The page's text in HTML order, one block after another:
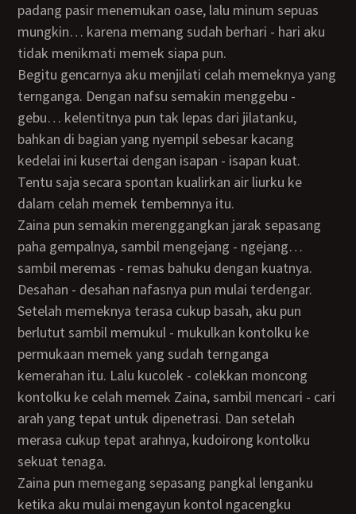
padang pasir menemukan oase, lalu minum sepuas
mungkin… karena memang sudah berhari - hari aku
tidak menikmati memek siapa pun.
Begitu gencarnya aku menjilati celah memeknya yang
ternganga. Dengan nafsu semakin menggebu -
gebu… kelentitnya pun tak lepas dari jilatanku,
bahkan di bagian yang nyempil sebesar kacang
kedelai ini kusertai dengan isapan - isapan kuat.
Tentu saja secara spontan kualirkan air liurku ke
dalam celah memek tembemnya itu.
Zaina pun semakin merenggangkan jarak sepasang
paha gempalnya, sambil mengejang - ngejang…
sambil meremas - remas bahuku dengan kuatnya.
Desahan - desahan nafasnya pun mulai terdengar.
Setelah memeknya terasa cukup basah, aku pun
berlutut sambil memukul - mukulkan kontolku ke
permukaan memek yang sudah ternganga
kemerahan itu. Lalu kucolek - colekkan moncong
kontolku ke celah memek Zaina, sambil mencari - cari
arah yang tepat untuk dipenetrasi. Dan setelah
merasa cukup tepat arahnya, kudoirong kontolku
sekuat tenaga.
Zaina pun memegang sepasang pangkal lenganku
ketika aku mulai mengayun kontol ngacengku